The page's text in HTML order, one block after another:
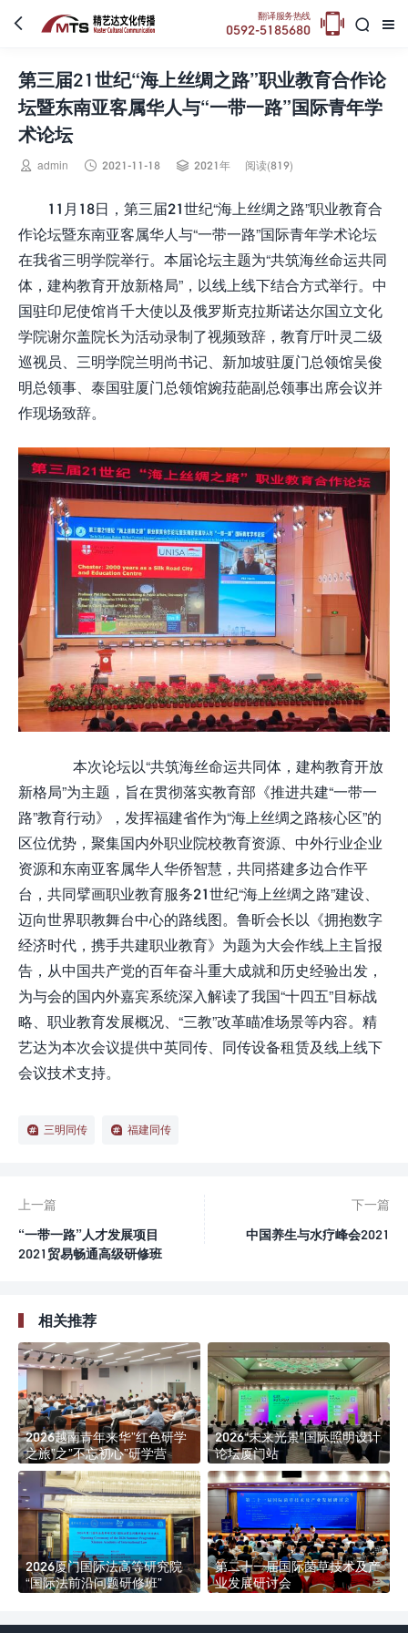
 

翻译服务热线
0592-5185680 
第三届21世纪“海上丝绸之路”职业教育合作论
坛暨东南亚客属华人与“一带一路”国际青年学
术论坛
 admin  2021-11-18  2021年 阅读(819)
11月18日，第三届21世纪“海上丝绸之路”职业教育合
作论坛暨东南亚客属华人与“一带一路”国际青年学术论坛
在我省三明学院举行。本届论坛主题为“共筑海丝命运共同
体，建构教育开放新格局”，以线上线下结合方式举行。中
国驻印尼使馆肖千大使以及俄罗斯克拉斯诺达尔国立文化
学院谢尔盖院长为活动录制了视频致辞，教育厅叶灵二级
巡视员、三明学院兰明尚书记、新加坡驻厦门总领馆吴俊
明总领事、泰国驻厦门总领馆婉菈葩副总领事出席会议并
作现场致辞。
本次论坛以“共筑海丝命运共同体，建构教育开放
新格局”为主题，旨在贯彻落实教育部《推进共建“一带一
路”教育行动》，发挥福建省作为“海上丝绸之路核心区”的
区位优势，聚集国内外职业院校教育资源、中外行业企业
资源和东南亚客属华人华侨智慧，共同搭建多边合作平
台，共同擘画职业教育服务21世纪“海上丝绸之路”建设、
迈向世界职教舞台中心的路线图。鲁昕会长以《拥抱数字
经济时代，携手共建职业教育》为题为大会作线上主旨报
告，从中国共产党的百年奋斗重大成就和历史经验出发，
为与会的国内外嘉宾系统深入解读了我国“十四五”目标战
略、职业教育发展概况、“三教”改革瞄准场景等内容。精
艺达为本次会议提供中英同传、同传设备租赁及线上线下
会议技术支持。
三明同传 福建同传
上一篇
“一带一路”人才发展项目
2021贸易畅通高级研修班
下一篇
中国养生与水疗峰会2021
相关推荐
2026越南青年来华”红色研学
之旅”之”不忘初心”研学营
2026“未来光景”国际照明设计
论坛厦门站
2026厦门国际法高等研究院
“国际法前沿问题研修班”
第二十一届国际菌草技术及产
业发展研讨会